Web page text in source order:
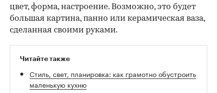
цвет, форма, настроение. Возможно, это будет
большая картина, панно или керамическая ваза,
сделанная своими руками.
Читайте также
Стиль, свет, планировка: как грамотно обустроить
маленькую кухню